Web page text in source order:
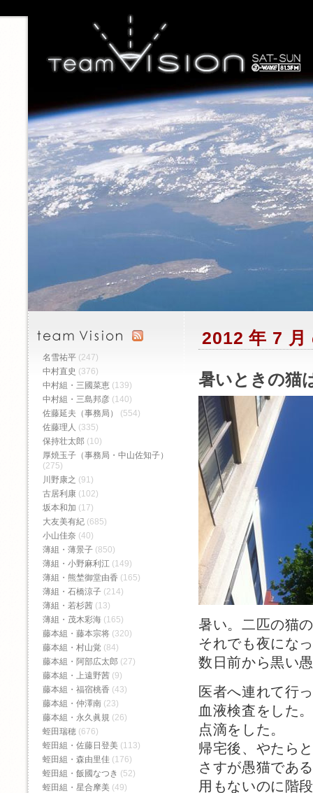
2012 年 7 月
暑いときの猫
暑い。二匹の猫
それでも夜にな
数日前から黒い
医者へ連れて行
血液検査をした
点滴をした。
帰宅後、やたら
さすが愚猫であ
用もないのに階
名雪祐平 (247)
中村直史 (376)
中村組・三國菜恵 (139)
中村組・三島邦彦 (140)
佐藤延夫（事務局）
(554)
佐藤理人 (335)
保持壮太郎 (10)
厚焼玉子（事務局・中山佐知子）
(275)
川野康之 (91)
古居利康 (102)
坂本和加 (17)
大友美有紀 (685)
小山佳奈 (40)
薄組・薄景子 (850)
薄組・小野麻利江 (149)
薄組・熊埜御堂由香 (165)
薄組・石橋涼子 (214)
薄組・若杉茜 (13)
薄組・茂木彩海 (165)
藤本組・藤本宗将 (320)
藤本組・村山覚 (84)
藤本組・阿部広太郎 (27)
藤本組・上遠野茜 (9)
藤本組・福宿桃香‬ (43)
藤本組・仲澤南 (23)
藤本組・永久眞規 (26)
蛭田瑞穂 (676)
蛭田組・佐藤日登美 (113)
蛭田組・森由里佳 (176)
蛭田組・飯國なつき (52)
蛭田組・星合摩美 (49)